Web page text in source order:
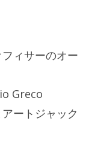
ィサーのオー
Greco
ートジャック